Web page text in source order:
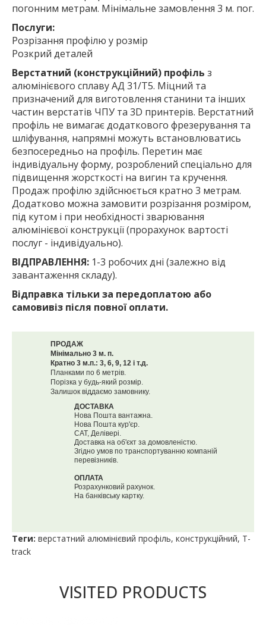
погонним метрам. Мінімальне замовлення 3 м. пог.
Послуги:
Розрізання профілю у розмір
Розкрий деталей
Верстатний (конструкційний) профіль з
алюмінієвого сплаву АД 31/Т5. Міцний та
призначений для виготовлення станини та інших
частин верстатів ЧПУ та 3D принтерів. Верстатний
профіль не вимагає додаткового фрезерування та
шліфування, напрямні можуть встановлюватись
безпосередньо на профіль. Перетин має
індивідуальну форму, розроблений спеціально для
підвищення жорсткості на вигин та кручення.
Продаж профілю здійснюється кратно 3 метрам.
Додатково можна замовити розрізання розміром,
під кутом і при необхідності зварювання
алюмінієвої конструкції (прорахунок вартості
послуг - індивідуально).
ВІДПРАВЛЕННЯ: 1-3 робочих дні (залежно від
завантаження складу).
Відправка тільки за передоплатою або
самовивіз після повної оплати.
ПРОДАЖ
Мінімально 3 м. п.
Кратно 3 м.п.: 3, 6, 9, 12 і т.д.
Планками по 6 метрів.
Порізка у будь-який розмір.
Залишок віддаємо замовнику.
ДОСТАВКА
Нова Пошта вантажна.
Нова Пошта кур'єр.
САТ, Делівері.
Доставка на об'єкт за домовленістю.
Згідно умов по транспортуванню компаній
перевізників.
ОПЛАТА
Розрахунковий рахунок.
На банківську картку.
Теги: верстатний алюмінієвий профіль, конструкційний, T-
track
VISITED PRODUCTS